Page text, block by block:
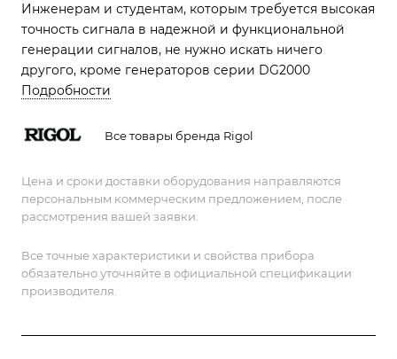
Инженерам и студентам, которым требуется высокая
точность сигнала в надежной и функциональной
генерации сигналов, не нужно искать ничего
другого, кроме генераторов серии DG2000
Подробности
Все товары бренда Rigol
Цена и сроки доставки оборудования направляются
персональным коммерческим предложением, после
рассмотрения вашей заявки.
Все точные характеристики и свойства прибора
обязательно уточняйте в официальной спецификации
производителя.